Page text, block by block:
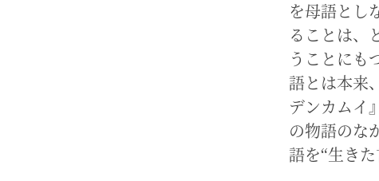
を母語とし
ることは、
うことにも
語とは本来
デンカムイ
の物語のな
語を“生き